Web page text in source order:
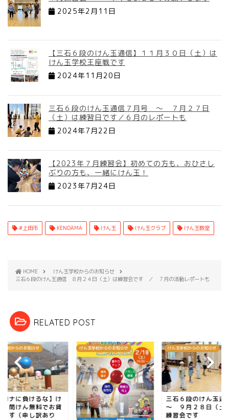
2025年2月11日
【三石６段のけん玉通信】１１月３０日（土）は
けん玉学校王座戦です
2024年11月20日
三石６段のけん玉通信７月号 ～ ７月２７日
（土）は練習日です／６月のレポートも
2024年7月22日
【2023年７月練習会】初めての方も、おひさし
ぶりの方も、一緒にけん玉！
2023年7月24日
#上田市 KENDAMA けん玉 けん玉クラブ けん玉教室
HOME
けん玉学校からのお知らせ
三石６段のけん玉通信 ８月２４日（土）は練習会です ／ ７月の活動レポートも
RELATED POST
学校からのお知らせ
ロナに負けるな】け
・筒けん無料でお貸
ます（申し訳あり
けん玉学校からのお知らせ けん玉学校からのお知らせ
三石６段のけん玉
～ ９月２８日（土
練習会です